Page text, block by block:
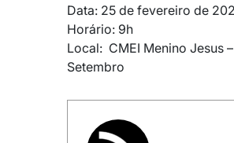
Data: 25 de fevereiro de
Horário: 9h
Local: CMEI Menino Jesus
Setembro